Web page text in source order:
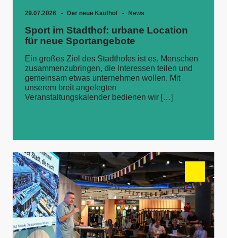
29.07.2026 Der neue Kaufhof News
Sport im Stadthof: urbane Location
für neue Sportangebote
Ein großes Ziel des Stadthofes ist es, Menschen
zusammenzubringen, die Interessen teilen und
gemeinsam etwas unternehmen wollen. Mit
unserem breit angelegten
Veranstaltungskalender bedienen wir […]